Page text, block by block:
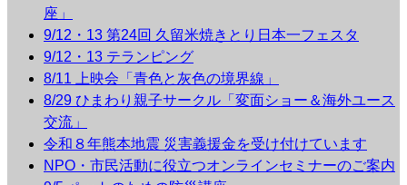
座」
9/12・13 第24回 久留米焼きとり日本一フェスタ
9/12・13 テランピング
8/11 上映会「青色と灰色の境界線」
8/29 ひまわり親子サークル「変面ショー＆海外ユース
交流」
令和８年熊本地震 災害義援金を受け付けています
NPO・市民活動に役立つオンラインセミナーのご案内